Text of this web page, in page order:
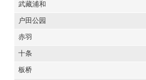
武藏浦和
户田公园
赤羽
十条
板桥